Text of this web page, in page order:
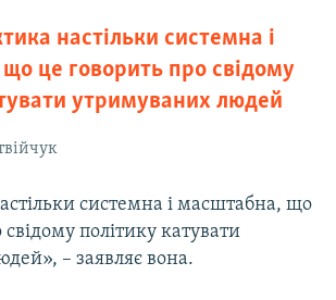
настільки системна і
це говорить про свідому
утримуваних людей
системна і масштабна, що
політику катувати
– заявляє вона.